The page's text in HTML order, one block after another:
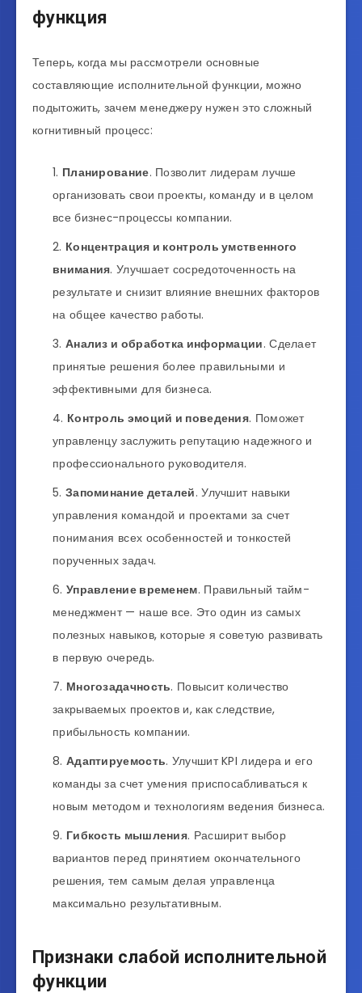
функция
Теперь, когда мы рассмотрели основные
составляющие исполнительной функции, можно
подытожить, зачем менеджеру нужен это сложный
когнитивный процесс:
Планирование. Позволит лидерам лучше
организовать свои проекты, команду и в целом
все бизнес-процессы компании.
Концентрация и контроль умственного
внимания. Улучшает сосредоточенность на
результате и снизит влияние внешних факторов
на общее качество работы.
Анализ и обработка информации. Сделает
принятые решения более правильными и
эффективными для бизнеса.
Контроль эмоций и поведения. Поможет
управленцу заслужить репутацию надежного и
профессионального руководителя.
Запоминание деталей. Улучшит навыки
управления командой и проектами за счет
понимания всех особенностей и тонкостей
порученных задач.
Управление временем. Правильный тайм-
менеджмент — наше все. Это один из самых
полезных навыков, которые я советую развивать
в первую очередь.
Многозадачность. Повысит количество
закрываемых проектов и, как следствие,
прибыльность компании.
Адаптируемость. Улучшит KPI лидера и его
команды за счет умения приспосабливаться к
новым методом и технологиям ведения бизнеса.
Гибкость мышления. Расширит выбор
вариантов перед принятием окончательного
решения, тем самым делая управленца
максимально результативным.
Признаки слабой исполнительной
функции